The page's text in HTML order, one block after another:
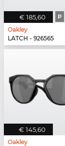
€ 185,60 P
Oakley
LATCH - 926565
€ 145,60
Oakley